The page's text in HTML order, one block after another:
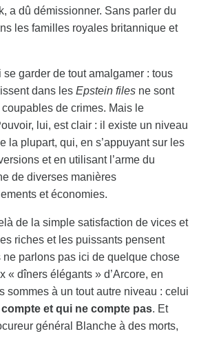
a dû démissionner. Sans parler du
les familles royales britannique et
se garder de tout amalgamer : tous
dans les Epstein files ne sont
de crimes. Mais le
lui, est clair : il existe un niveau
la plupart, qui, en s’appuyant sur les
et en utilisant l’arme du
de diverses manières
et économies.
de la simple satisfaction de vices et
riches et les puissants pensent
ne parlons pas ici de quelque chose
« dîners élégants » d’Arcore, en
sommes à un tout autre niveau : celui
et qui ne compte pas. Et
général Blanche à des morts,